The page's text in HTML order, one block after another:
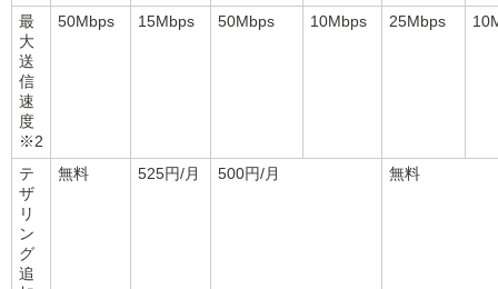
最
大
送
信
速
度
※2
50Mbps 15Mbps 50Mbps 10Mbps 25Mbps
テ
ザ
リ
ン
グ
追
無料 525円/月 500円/月 無料